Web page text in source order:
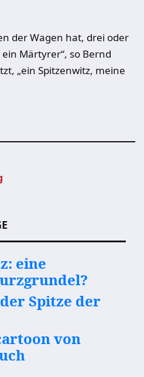
der Wagen hat, drei oder
Märtyrer“, so Bernd
„ein Spitzenwitz, meine
eine
Spitze der
von